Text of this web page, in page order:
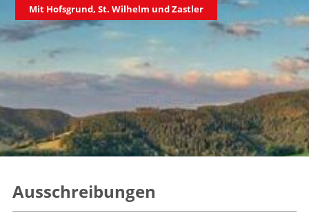
Mit Hofsgrund, St. Wilhelm und Zastler
Ausschreibungen